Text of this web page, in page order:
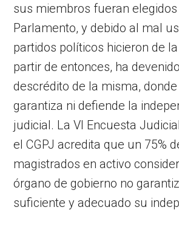
sus miembros fueran elegidos
Parlamento, y debido al mal
partidos políticos hicieron de
partir de entonces, ha
descrédito de la misma,
garantiza ni defiende la
judicial. La VI Encuesta
el CGPJ acredita que un 75%
magistrados en activo
órgano de gobierno no
suficiente y adecuado su